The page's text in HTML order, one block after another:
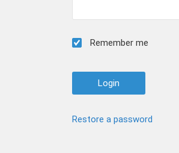
Remember me
Restore a password